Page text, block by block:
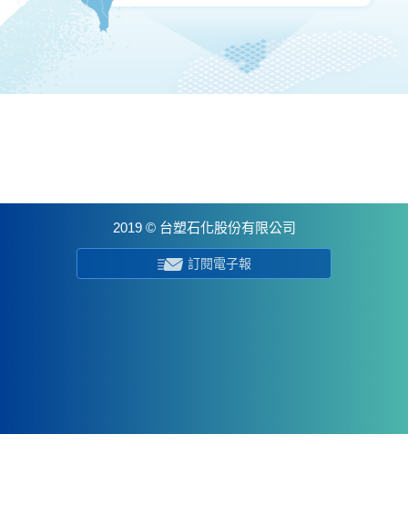
2019 © 台塑石化股份有限公司
訂閱電子報